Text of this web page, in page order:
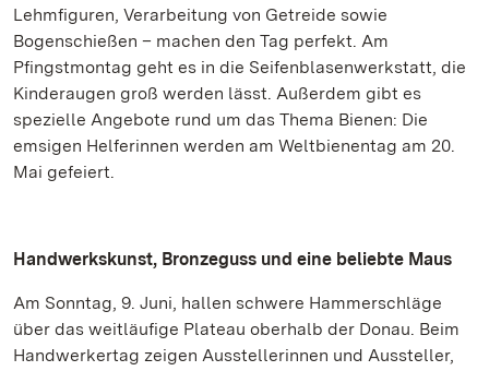
Lehmfiguren, Verarbeitung von Getreide sowie
Bogenschießen – machen den Tag perfekt. Am
Pfingstmontag geht es in die Seifenblasenwerkstatt, die
Kinderaugen groß werden lässt. Außerdem gibt es
spezielle Angebote rund um das Thema Bienen: Die
emsigen Helferinnen werden am Weltbienentag am 20.
Mai gefeiert.
Handwerkskunst, Bronzeguss und eine beliebte Maus
Am Sonntag, 9. Juni, hallen schwere Hammerschläge
über das weitläufige Plateau oberhalb der Donau. Beim
Handwerkertag zeigen Ausstellerinnen und Aussteller,